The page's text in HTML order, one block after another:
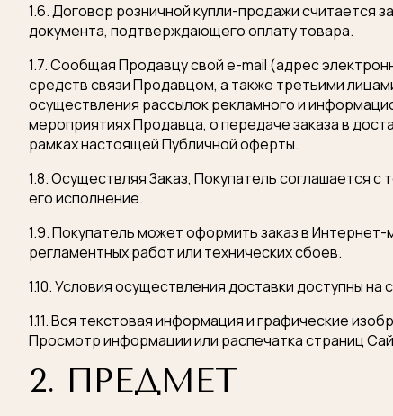
1.6. Договор розничной купли-продажи считается
документа, подтверждающего оплату товара.
1.7. Сообщая Продавцу свой e-mail (адрес
средств связи Продавцом, а также третьими
осуществления рассылок рекламного и
мероприятиях Продавца, о передаче заказа в
рамках настоящей Публичной оферты.
1.8. Осуществляя Заказ, Покупатель соглашается
его исполнение.
1.9. Покупатель может оформить заказ в
регламентных работ или технических сбоев.
1.10. Условия осуществления доставки доступны на
1.11. Вся текстовая информация и графические
Просмотр информации или распечатка страниц
2. ПРЕДМЕТ